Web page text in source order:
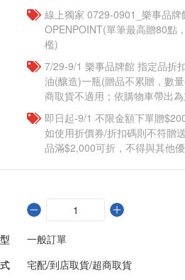
線上獨家 0729-0901_樂事品
OPENPOINT(單筆最高贈80點
檻)
7/29-9/1 樂事品牌館 指定品折
油(釀造)一瓶(贈品不累贈，數
商取貨不適用；依購物車帶出
即日起-9/1 不限金額下單贈
如使用折價券/折扣碼則不符贈
品滿$2,000可折，不得與其他
一般訂單
宅配/到店取貨/超商取貨